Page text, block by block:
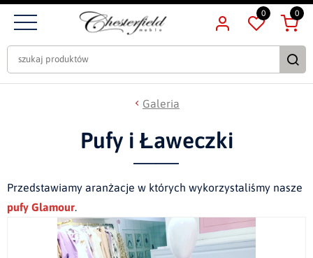
0 0
Galeria
Pufy i Ławeczki
Przedstawiamy aranżacje w których wykorzystaliśmy nasze
pufy Glamour.